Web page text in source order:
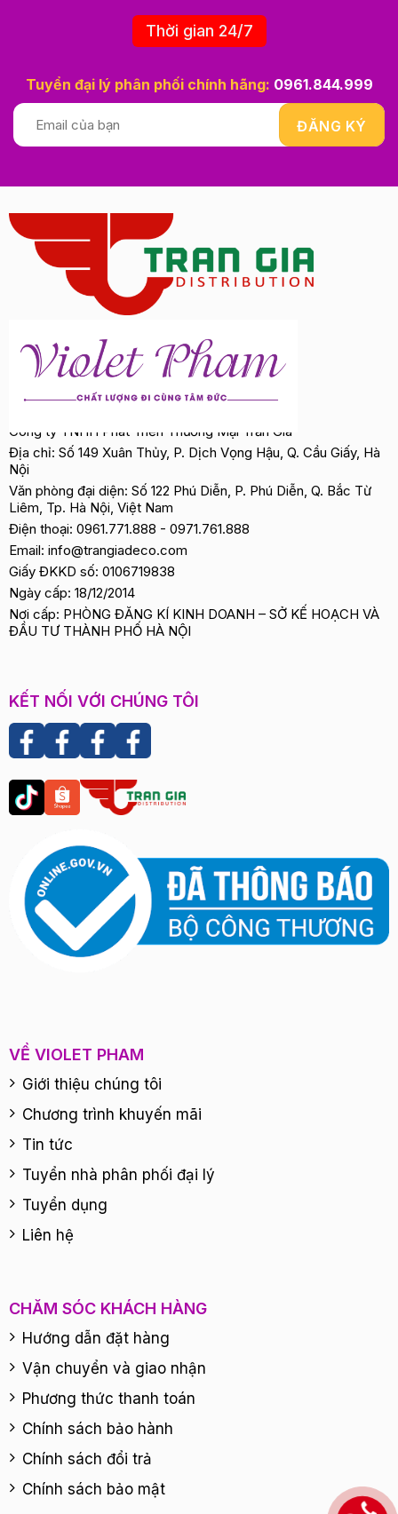
Thời gian 24/7
Tuyển đại lý phân phối chính hãng: 0961.844.999
Công ty TNHH Phát Triển Thương Mại Trần Gia
Địa chỉ: Số 149 Xuân Thủy, P. Dịch Vọng Hậu, Q. Cầu Giấy, Hà
Nội
Văn phòng đại diện: Số 122 Phú Diễn, P. Phú Diễn, Q. Bắc Từ
Liêm, Tp. Hà Nội, Việt Nam
Điện thoại: 0961.771.888 - 0971.761.888
Email: info@trangiadeco.com
Giấy ĐKKD số: 0106719838
Ngày cấp: 18/12/2014
Nơi cấp: PHÒNG ĐĂNG KÍ KINH DOANH – SỞ KẾ HOẠCH VÀ
ĐẦU TƯ THÀNH PHỐ HÀ NỘI
KẾT NỐI VỚI CHÚNG TÔI
VỀ VIOLET PHAM
Giới thiệu chúng tôi
Chương trình khuyến mãi
Tin tức
Tuyển nhà phân phối đại lý
Tuyển dụng
Liên hệ
CHĂM SÓC KHÁCH HÀNG
Hướng dẫn đặt hàng
Vận chuyển và giao nhận
Phương thức thanh toán
Chính sách bảo hành
Chính sách đổi trả
Chính sách bảo mật